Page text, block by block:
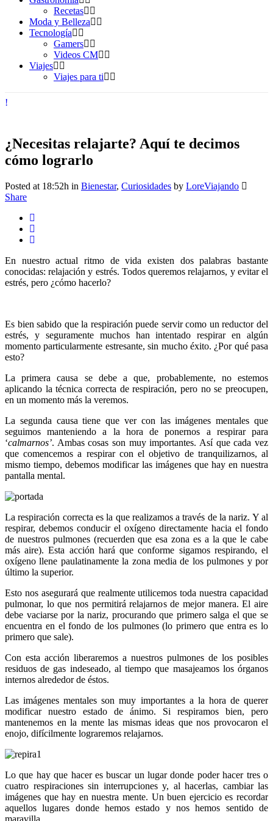
Recetas
Moda y Belleza
Tecnología
Gamers
Videos CM
Viajes
Viajes para ti
¿Necesitas relajarte? Aquí te decimos
cómo lograrlo
Posted at 18:52h in Bienestar, Curiosidades by LoreViajando
Share
En nuestro actual ritmo de vida existen dos palabras bastante
conocidas: relajación y estrés. Todos queremos relajarnos, y evitar el
estrés, pero ¿cómo hacerlo?
Es bien sabido que la respiración puede servir como un reductor del
estrés, y seguramente muchos han intentado respirar en algún
momento particularmente estresante, sin mucho éxito. ¿Por qué pasa
esto?
La primera causa se debe a que, probablemente, no estemos
aplicando la técnica correcta de respiración, pero no se preocupen,
en un momento más la veremos.
La segunda causa tiene que ver con las imágenes mentales que
seguimos manteniendo a la hora de ponernos a respirar para
‘calmarnos’. Ambas cosas son muy importantes. Así que cada vez
que comencemos a respirar con el objetivo de tranquilizarnos, al
mismo tiempo, debemos modificar las imágenes que hay en nuestra
pantalla mental.
La respiración correcta es la que realizamos a través de la nariz. Y al
respirar, debemos conducir el oxígeno directamente hacia el fondo
de nuestros pulmones (recuerden que esa zona es a la que le cabe
más aire). Esta acción hará que conforme sigamos respirando, el
oxígeno llene paulatinamente la zona media de los pulmones y por
último la superior.
Esto nos asegurará que realmente utilicemos toda nuestra capacidad
pulmonar, lo que nos permitirá relajarnos de mejor manera. El aire
debe vaciarse por la nariz, procurando que primero salga el que se
encuentra en el fondo de los pulmones (lo primero que entra es lo
primero que sale).
Con esta acción liberaremos a nuestros pulmones de los posibles
residuos de gas indeseado, al tiempo que masajeamos los órganos
internos alrededor de éstos.
Las imágenes mentales son muy importantes a la hora de querer
modificar nuestro estado de ánimo. Si respiramos bien, pero
mantenemos en la mente las mismas ideas que nos provocaron el
enojo, difícilmente lograremos relajarnos.
Lo que hay que hacer es buscar un lugar donde poder hacer tres o
cuatro respiraciones sin interrupciones y, al hacerlas, cambiar las
imágenes que hay en nuestra mente. Un buen ejercicio es recordar
aquellos lugares donde hemos estado y nos hemos sentido de
maravilla.